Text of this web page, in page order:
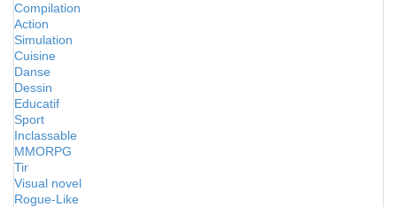
Compilation
Action
Simulation
Cuisine
Danse
Dessin
Educatif
Sport
Inclassable
MMORPG
Tir
Visual novel
Rogue-Like